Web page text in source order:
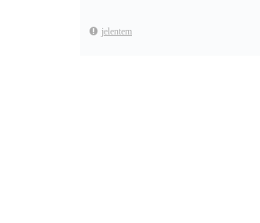
jelentem